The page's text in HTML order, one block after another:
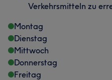
Verkehrsmitteln zu
Montag
Dienstag
Mittwoch
Donnerstag
Freitag